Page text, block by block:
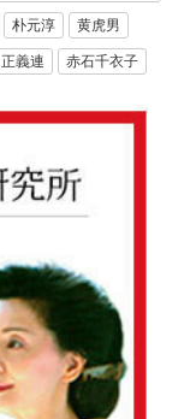
朴元淳 黄虎男
正義連 赤石千衣子